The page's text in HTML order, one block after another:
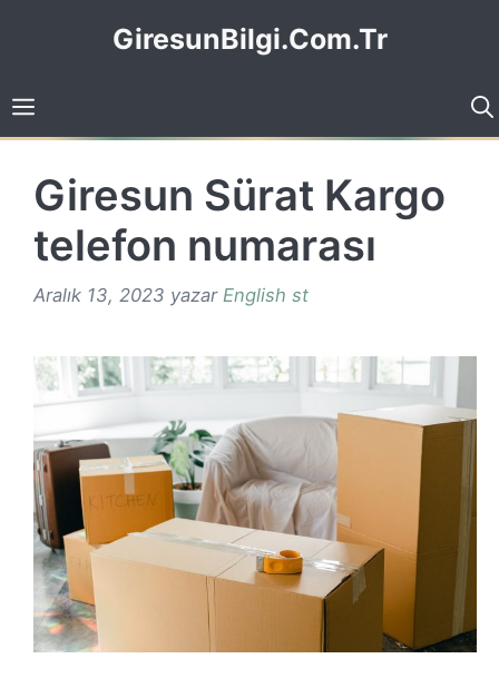
GiresunBilgi.Com.Tr
Giresun Sürat Kargo
telefon numarası
Aralık 13, 2023 yazar English st